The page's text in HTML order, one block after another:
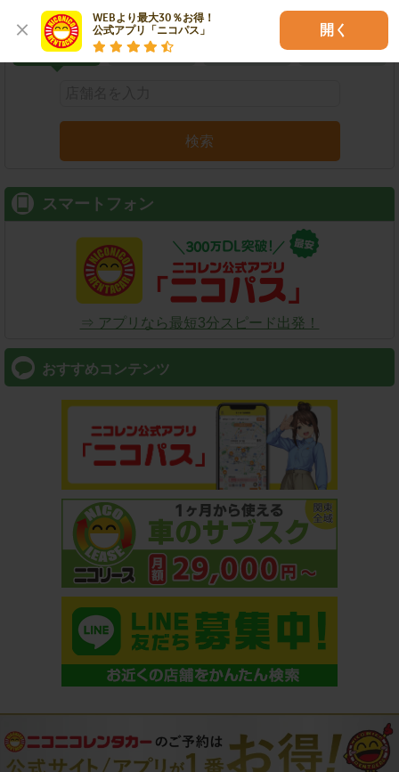
WEBより最大30％お得！
公式アプリ「ニコパス」
開く
店舗名 駅名 空港名
検索
スマートフォン
⇒ アプリなら最短3分スピード出発！
おすすめコンテンツ